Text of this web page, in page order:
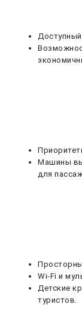
Машины
для
Wi-Fi и
Детские
туристов.